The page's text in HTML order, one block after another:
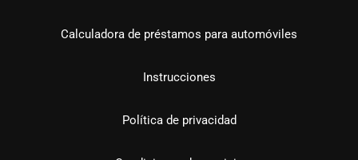
Calculadora de préstamos para automóviles
Instrucciones
Política de privacidad